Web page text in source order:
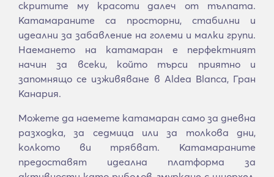
скритите му красоти далеч от тълпата.
Катамараните са просторни, стабилни и
идеални за забавление на големи и малки групи.
Наемането на катамаран е перфектният
начин за всеки, който търси приятно и
запомнящо се изживяване в Aldea Blanca, Гран
Канария.
Можете да наемете катамаран само за дневна
разходка, за седмица или за толкова дни,
колкото ви трябват. Катамараните
предоставят идеална платформа за